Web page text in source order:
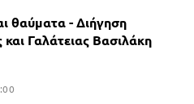
θαύματα - Διήγηση
και Γαλάτειας Βασιλάκη